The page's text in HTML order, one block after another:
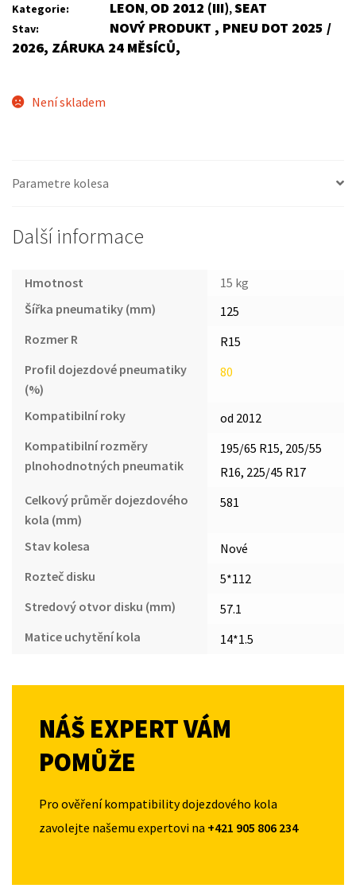
848,01Kč.
616,69Kč.
Kategorie: LEON, OD 2012 (III),SEAT
Stav:
NOVÝ PRODUKT , PNEU DOT 2025 /
2026, ZÁRUKA 24 MĚSÍCŮ,
Není skladem
Parametre kolesa
Další informace
Hmotnost
15 kg
Šířka pneumatiky (mm)
125
Rozmer R
R15
Profil dojezdové pneumatiky
(%)
80
Kompatibilní roky
od 2012
Kompatibilní rozměry
plnohodnotných pneumatik
195/65 R15, 205/55
R16, 225/45 R17
Celkový průměr dojezdového
kola (mm)
581
Stav kolesa
Nové
Rozteč disku
5*112
Stredový otvor disku (mm)
57.1
Matice uchytění kola
14*1.5
NÁŠ EXPERT VÁM
POMŮŽE
Pro ověření kompatibility dojezdového kola
zavolejte našemu expertovi na +421 905 806 234